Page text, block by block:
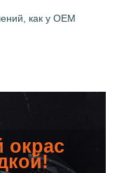
как у OEM
окрас